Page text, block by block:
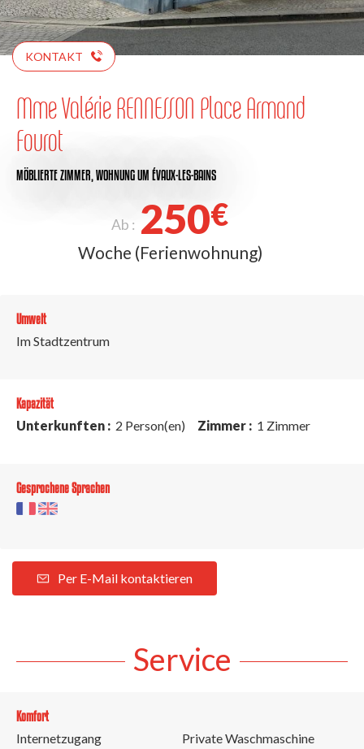
KONTAKT
Mme Valérie RENNESSON Place Armand
Fourot
MÖBLIERTE ZIMMER, WOHNUNGUM ÉVAUX-LES-BAINS
Ab : 250€
Woche (Ferienwohnung)
Umwelt
Im Stadtzentrum
Kapazität
Unterkunften : 2 Person(en) Zimmer : 1 Zimmer
Gesprochene Sprachen
Per E-Mail kontaktieren
Service
Komfort
Internetzugang
Private Waschmaschine